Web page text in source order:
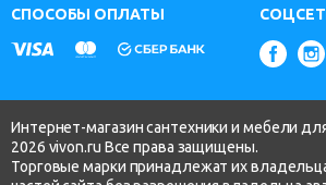
СПОСОБЫ ОПЛАТЫ
Интернет-магазин сантехники и мебели
2026 vivon.ru Все права защищены.
Торговые марки принадлежат их